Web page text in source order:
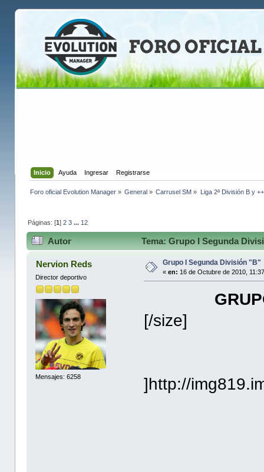
Inicio Ayuda Ingresar Registrarse
Foro oficial Evolution Manager» General » Carrusel SM » Liga 2ª División B y
Páginas: [1] 2 3 ... 12
Autor Tema: Grupo I Segunda
Nervion Reds
Director deportivo
Mensajes: 6258
Grupo I Segunda División "B"
«en: 16 de Octubre de 2010,
[/size]
]http://